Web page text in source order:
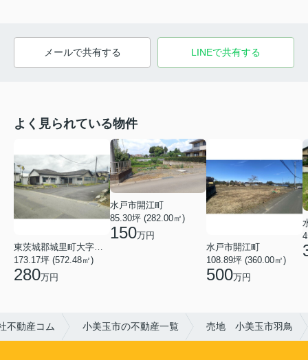
メールで共有する LINEで共有する
よく見られている物件
東茨城郡城里町大字石塚
173.17坪 (572.48㎡)
280万円
水戸市開江町
85.30坪 (282.00㎡)
150万円
水戸市開江町
108.89坪 (360.00㎡)
500万円
不動産コム 小美玉市の不動産一覧 売地 小美玉市羽鳥